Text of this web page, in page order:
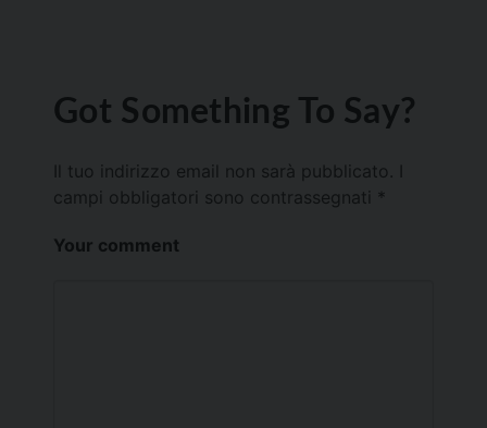
Got Something To Say?
Il tuo indirizzo email non sarà pubblicato.
campi obbligatori sono contrassegnati *
Your comment